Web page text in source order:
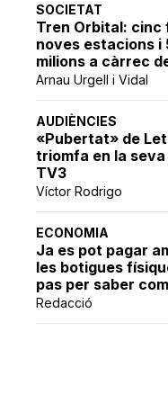
SOCIETAT
Tren Orbital: cinc
noves estacions i
milions a càrrec
Arnau Urgell i Vidal
AUDIÈNCIES
«Pubertat» de
triomfa en la
TV3
Víctor Rodrigo
ECONOMIA
Ja es pot pagar
les botigues
pas per saber
Redacció